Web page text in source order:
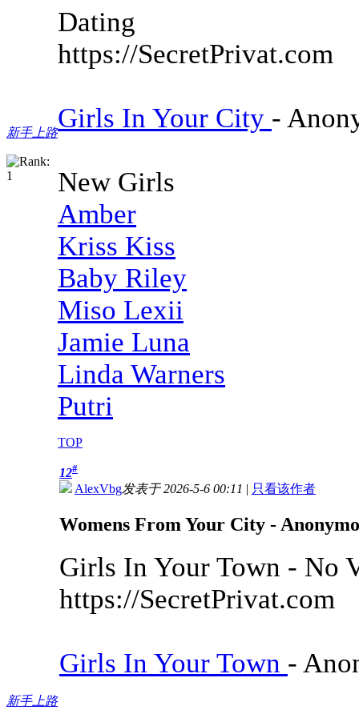
新手上路
Dating
https://SecretPrivat.com
Girls In Your City -
New Girls
Amber
Kriss Kiss
Baby Riley
Miso Lexii
Jamie Luna
Linda Warners
Putri
TOP
新手上路
12#
AlexVbg发表于 2026-5-6 00:11 | 只看该作者
Womens From Your City -
Girls In Your Town - No
https://SecretPrivat.com
Girls In Your Town -